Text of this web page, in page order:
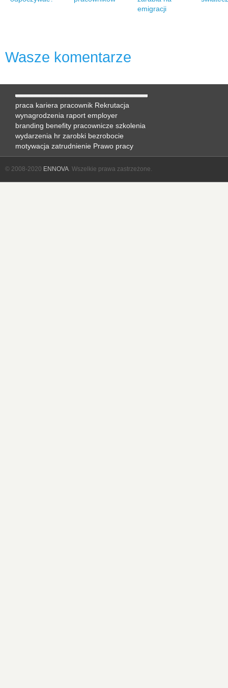
emigracji
Wasze komentarze
praca kariera pracownik Rekrutacja
wynagrodzenia raport employer
branding benefity pracownicze szkolenia
wydarzenia hr zarobki bezrobocie
motywacja zatrudnienie Prawo pracy
© 2008-2020 ENNOVA. Wszelkie prawa zastrzeżone.